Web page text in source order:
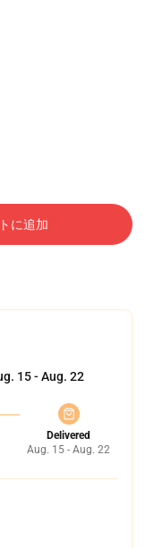
に追加
15 - Aug. 22
Delivered
Aug. 15 - Aug. 22